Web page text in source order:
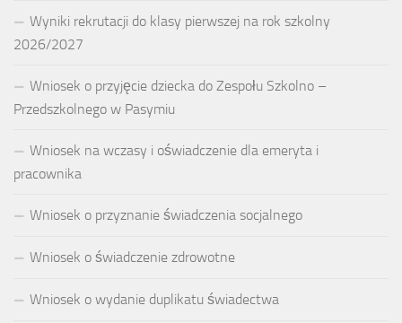
Wyniki rekrutacji do klasy pierwszej na rok szkolny
2026/2027
Wniosek o przyjęcie dziecka do Zespołu Szkolno –
Przedszkolnego w Pasymiu
Wniosek na wczasy i oświadczenie dla emeryta i
pracownika
Wniosek o przyznanie świadczenia socjalnego
Wniosek o świadczenie zdrowotne
Wniosek o wydanie duplikatu świadectwa